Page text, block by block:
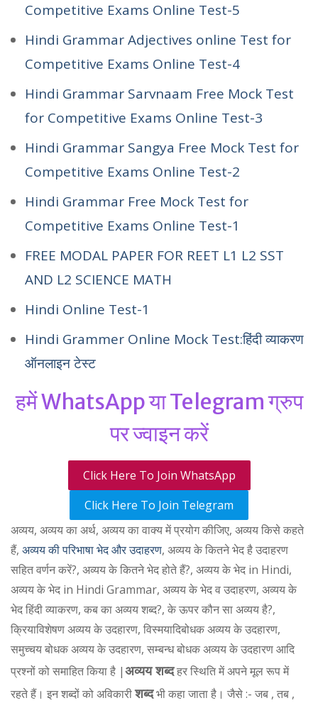
Competitive Exams Online Test-5
Hindi Grammar Adjectives online Test for
Competitive Exams Online Test-4
Hindi Grammar Sarvnaam Free Mock Test
for Competitive Exams Online Test-3
Hindi Grammar Sangya Free Mock Test for
Competitive Exams Online Test-2
Hindi Grammar Free Mock Test for
Competitive Exams Online Test-1
FREE MODAL PAPER FOR REET L1 L2 SST
AND L2 SCIENCE MATH
Hindi Online Test-1
Hindi Grammer Online Mock Test:हिंदी व्याकरण
ऑनलाइन टेस्ट
हमें WhatsApp या Telegram ग्रुप
पर ज्वाइन करें
Click Here To Join WhatsApp
Click Here To Join Telegram
अव्यय, अव्यय का अर्थ, अव्यय का वाक्य में प्रयोग कीजिए, अव्यय किसे कहते
हैं, अव्यय की परिभाषा भेद और उदाहरण, अव्यय के कितने भेद है उदाहरण
सहित वर्णन करें?, अव्यय के कितने भेद होते हैं?, अव्यय के भेद in Hindi,
अव्यय के भेद in Hindi Grammar, अव्यय के भेद व उदाहरण, अव्यय के
भेद हिंदी व्याकरण, कब का अव्यय शब्द?, के ऊपर कौन सा अव्यय है?,
क्रियाविशेषण अव्यय के उदहारण, विस्मयादिबोधक अव्यय के उदहारण,
समुच्चय बोधक अव्यय के उदहारण, सम्बन्ध बोधक अव्यय के उदहारण आदि
प्रश्नों को समाहित किया है |अव्यय शब्दहर स्थिति में अपने मूल रूप में
रहते हैं। इन शब्दों को अविकारीशब्दभी कहा जाता है। जैसे :- जब , तब ,